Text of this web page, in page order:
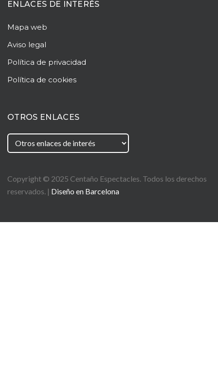
ENLACES DE INTERÉS
Mapa web
Aviso legal
Política de privacidad
Política de cookies
OTROS ENLACES
Copyright © 2025 Centaño Espectacles. Todos los derechos
reservados. | Diseño en Barcelona